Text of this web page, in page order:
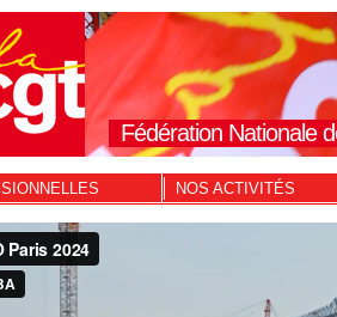
Fédération Nationale
NOS ACTIVITÉS